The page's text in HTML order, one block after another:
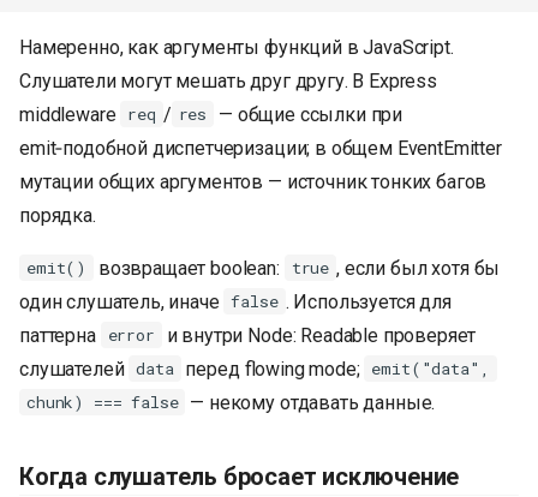
Намеренно, как аргументы функций в JavaScript.
Слушатели могут мешать друг другу. В Express
middleware req / res
— общие ссылки при
emit‑подобной диспетчеризации; в общем EventEmitter
мутации общих аргументов — источник тонких багов
порядка.
emit() возвращает boolean: true , если был хотя бы
один слушатель, иначе false . Используется для
паттерна
error
и внутри Node: Readable проверяет
слушателей data перед flowing mode; emit("data",
chunk) === false — некому отдавать данные.
Когда слушатель бросает исключение